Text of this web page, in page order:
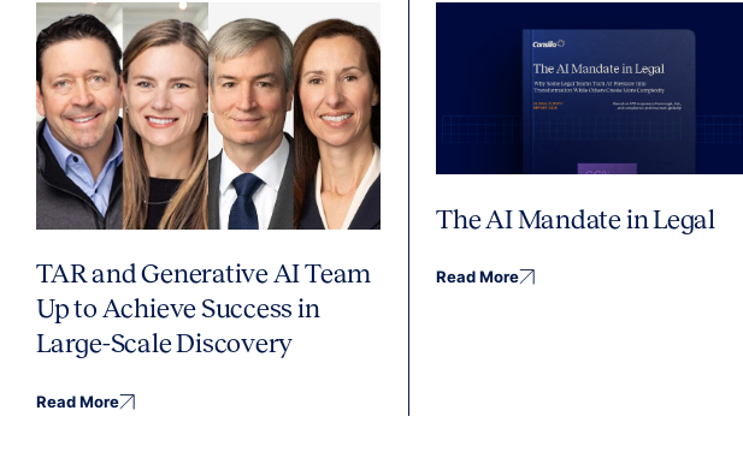
TAR and Generative AI Team
Up to Achieve Success in
Large-Scale Discovery
Read More
The AI Mandate in Legal
Read More